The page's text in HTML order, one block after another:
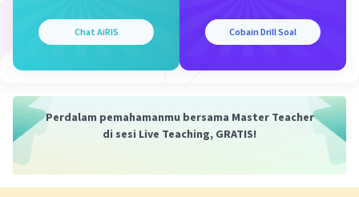
Chat AiRIS Cobain Drill Soal
Perdalam pemahamanmu bersama Master Teacher
di sesi Live Teaching, GRATIS!